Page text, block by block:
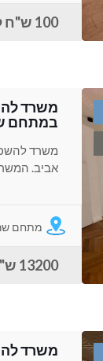
100 ש"ח למ"ר
משרד
במתחם
משרד
אביב.
מתחם
13200 ש"ח לחודש
משרד